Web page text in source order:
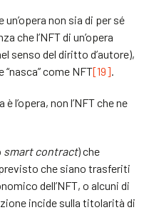
un’opera non sia di per sé
che l’NFT di un’opera
senso del diritto d’autore),
“nasca” come NFT[19].
l’opera, non l’NFT che ne
smart contract) che
che siano trasferiti
dell’NFT, o alcuni di
incide sulla titolarità di